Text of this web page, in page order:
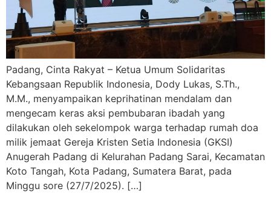
Padang, Cinta Rakyat – Ketua Umum Solidaritas
Kebangsaan Republik Indonesia, Dody Lukas, S.Th.,
M.M., menyampaikan keprihatinan mendalam dan
mengecam keras aksi pembubaran ibadah yang
dilakukan oleh sekelompok warga terhadap rumah doa
milik jemaat Gereja Kristen Setia Indonesia (GKSI)
Anugerah Padang di Kelurahan Padang Sarai, Kecamatan
Koto Tangah, Kota Padang, Sumatera Barat, pada
Minggu sore (27/7/2025). […]